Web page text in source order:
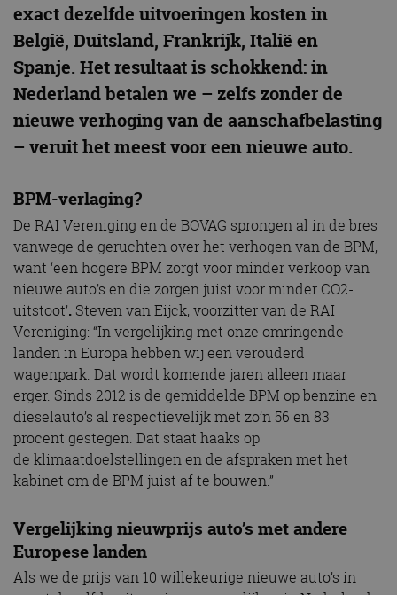
exact dezelfde uitvoeringen kosten in
België, Duitsland, Frankrijk, Italië en
Spanje. Het resultaat is schokkend: in
Nederland betalen we – zelfs zonder de
nieuwe verhoging van de aanschafbelasting
– veruit het meest voor een nieuwe auto.
BPM-verlaging?
De RAI Vereniging en de BOVAG sprongen al in de bres
vanwege de geruchten over het verhogen van de BPM,
want ‘een hogere BPM zorgt voor minder verkoop van
nieuwe auto’s en die zorgen juist voor minder CO2-
uitstoot’. Steven van Eijck, voorzitter van de RAI
Vereniging: “In vergelijking met onze omringende
landen in Europa hebben wij een verouderd
wagenpark. Dat wordt komende jaren alleen maar
erger. Sinds 2012 is de gemiddelde BPM op benzine en
dieselauto’s al respectievelijk met zo’n 56 en 83
procent gestegen. Dat staat haaks op
de klimaatdoelstellingen en de afspraken met het
kabinet om de BPM juist af te bouwen.”
Vergelijking nieuwprijs auto’s met andere
Europese landen
Als we de prijs van 10 willekeurige nieuwe auto’s in